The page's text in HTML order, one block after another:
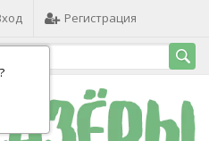
?
Регистрация